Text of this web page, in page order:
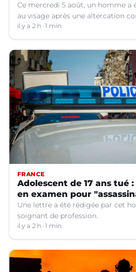
Ce mercredi 5 août, un homme a
au visage après une altercation
téléphone portable à Montpellier
il y a 2 h 1 min
FRANCE
Adolescent de 17 ans tué
en examen pour
Une lettre a été rédigée par cet
soignant de profession.
il y a 2 h 1 min